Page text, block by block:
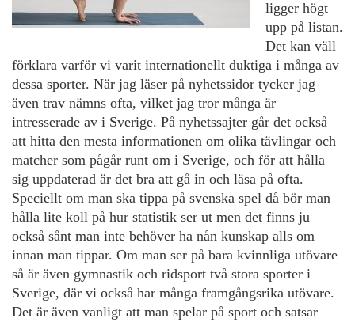
ligger högt
upp på listan.
Det kan väll
förklara varför vi varit internationellt duktiga i många av
dessa sporter. När jag läser på nyhetssidor tycker jag
även trav nämns ofta, vilket jag tror många är
intresserade av i Sverige. På nyhetssajter går det också
att hitta den mesta informationen om olika tävlingar och
matcher som pågår runt om i Sverige, och för att hålla
sig uppdaterad är det bra att gå in och läsa på ofta.
Speciellt om man ska tippa på svenska spel då bör man
hålla lite koll på hur statistik ser ut men det finns ju
också sånt man inte behöver ha nån kunskap alls om
innan man tippar. Om man ser på bara kvinnliga utövare
så är även gymnastik och ridsport två stora sporter i
Sverige, där vi också har många framgångsrika utövare.
Det är även vanligt att man spelar på sport och satsar